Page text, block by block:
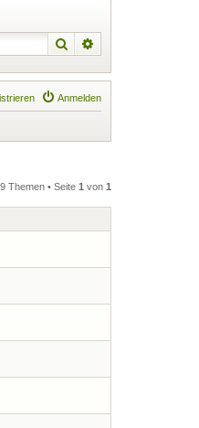
Suche
Anmelden
Themen • Seite 1 von 1